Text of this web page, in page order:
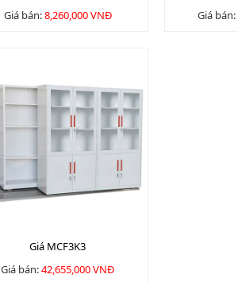
Giá bán:8,260,000 VNĐ
Giá bán:
Giá MCF3K3
Giá bán:42,655,000 VNĐ